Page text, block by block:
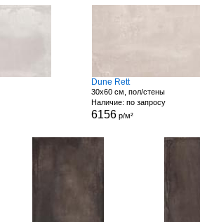
Dune Rett
30x60 см, пол/стены
Наличие: по запросу
6156 р/м²